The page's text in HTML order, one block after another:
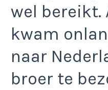
wel bereikt.
kwam
naar
broer te